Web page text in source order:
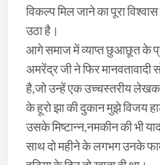
विकल्प मिल जाने का पूरा विश्वास
उठा है।
आगे समाज में व्याप्त छुआछूत के
अमरेंद्र जी ने फिर मानवतावादी
है,जो उन्हें एक उच्चस्तरीय लेखक
के हूरो झा की दुकान मुझे विजय
उसके मिष्टान्न,नमकीन की भी
साथ दो महीने के लगभग उनके